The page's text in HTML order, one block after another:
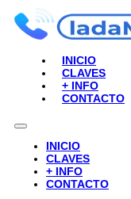
INICIO
CLAVES
+ INFO
CONTACTO
INICIO
CLAVES
+ INFO
CONTACTO